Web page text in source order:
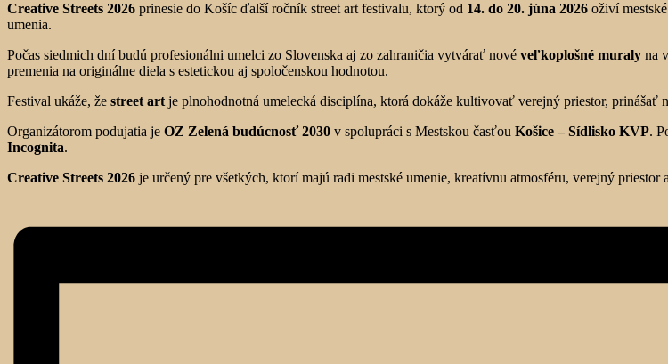
Creative Streets 2026 prinesie do Košíc ďalší ročník street art festivalu, ktorý od 14. do 20. júna 2026 oživí
umenia.
Počas siedmich dní budú profesionálni umelci zo Slovenska aj zo zahraničia vytvárať nové veľkoplošné muraly na
premenia na originálne diela s estetickou aj spoločenskou hodnotou.
Festival ukáže, že street artje plnohodnotná umelecká disciplína, ktorá dokáže kultivovať verejný priestor, prinášať
Organizátorom podujatia je OZ Zelená budúcnosť 2030 v spolupráci s Mestskou časťou Košice – Sídlisko KVP.
Incognita.
Creative Streets 2026 je určený pre všetkých, ktorí majú radi mestské umenie, kreatívnu atmosféru, verejný